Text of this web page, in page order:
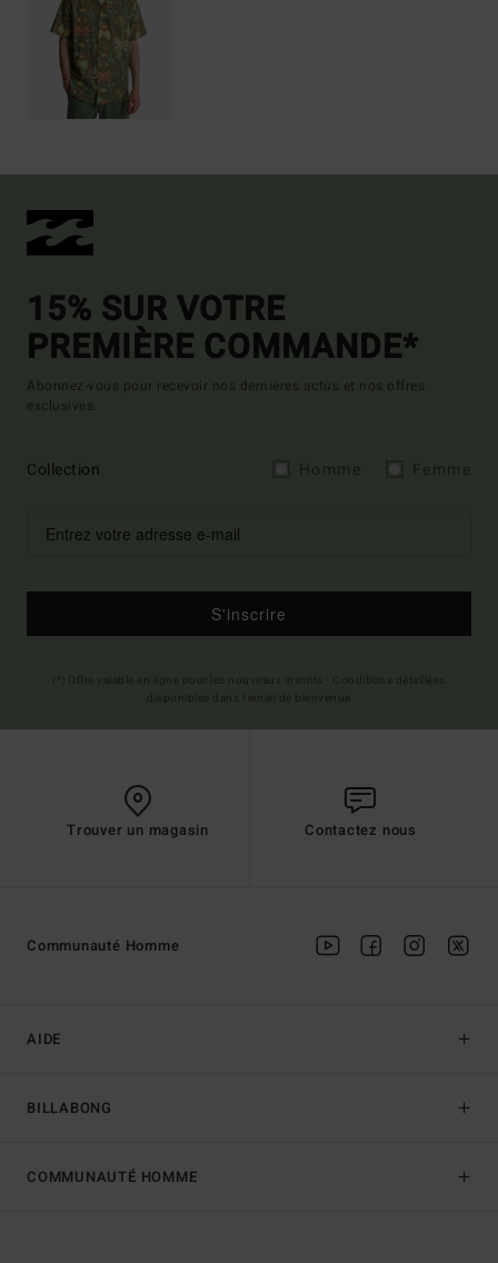
15% SUR VOTRE
PREMIÈRE COMMANDE*
Abonnez-vous pour recevoir nos dernières actus et nos offres
exclusives.
Collection
S'inscrire
Trouver un magasin Contactez nous
AIDE
BILLABONG
Communauté Homme
COMMUNAUTÉ HOMME